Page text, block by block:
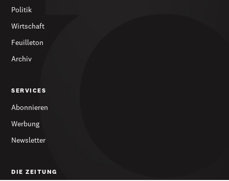
Politik
Wirtschaft
Feuilleton
Archiv
SERVICES
Abonnieren
Werbung
Newsletter
DIE ZEITUNG